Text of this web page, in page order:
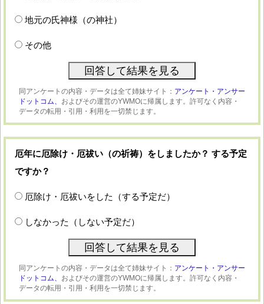
地元の氏神様（の神社）
その他
同アンケートの内容・データは全て姉妹サイト： アンケート・アンサー
ドットコム、 およびその運営のYWMOに帰属します。許可なく内容・
データの転用・引用・利用を一切禁じます。
厄年に厄除け・厄祓い（の祈祷）をしましたか？ する予定
ですか？
厄除け・厄祓いをした（する予定だ）
しなかった（しない予定だ）
同アンケートの内容・データは全て姉妹サイト： アンケート・アンサー
ドットコム、 およびその運営のYWMOに帰属します。許可なく内容・
データの転用・引用・利用を一切禁じます。